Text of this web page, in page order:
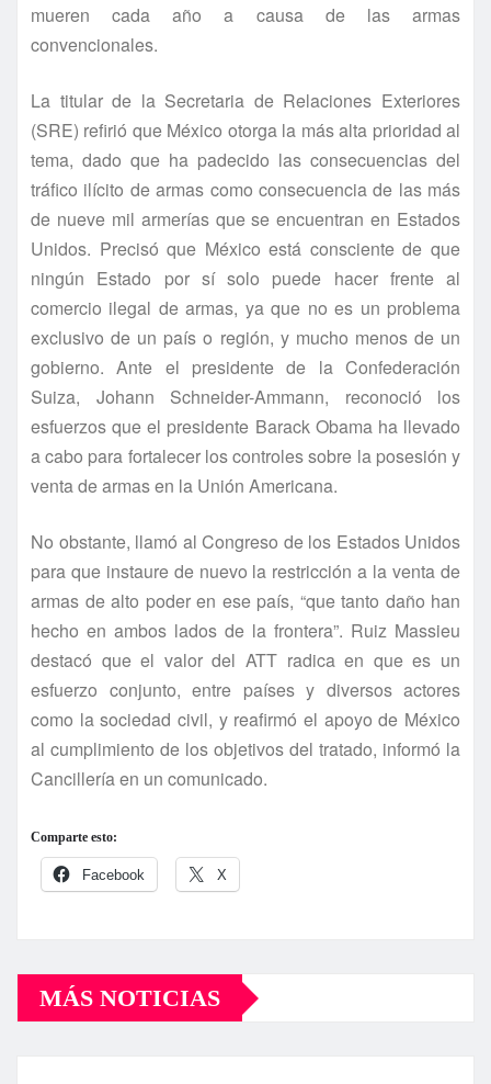
mueren cada año a causa de las armas
convencionales.
La titular de la Secretaria de Relaciones Exteriores
(SRE) refirió que México otorga la más alta prioridad al
tema, dado que ha padecido las consecuencias del
tráfico ilícito de armas como consecuencia de las más
de nueve mil armerías que se encuentran en Estados
Unidos. Precisó que México está consciente de que
ningún Estado por sí solo puede hacer frente al
comercio ilegal de armas, ya que no es un problema
exclusivo de un país o región, y mucho menos de un
gobierno. Ante el presidente de la Confederación
Suiza, Johann Schneider-Ammann, reconoció los
esfuerzos que el presidente Barack Obama ha llevado
a cabo para fortalecer los controles sobre la posesión y
venta de armas en la Unión Americana.
No obstante, llamó al Congreso de los Estados Unidos
para que instaure de nuevo la restricción a la venta de
armas de alto poder en ese país, “que tanto daño han
hecho en ambos lados de la frontera”. Ruiz Massieu
destacó que el valor del ATT radica en que es un
esfuerzo conjunto, entre países y diversos actores
como la sociedad civil, y reafirmó el apoyo de México
al cumplimiento de los objetivos del tratado, informó la
Cancillería en un comunicado.
Comparte esto:
Facebook X
MÁS NOTICIAS